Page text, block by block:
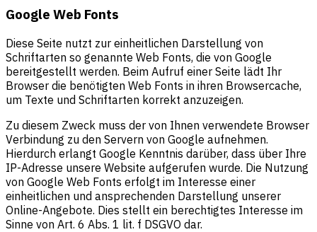
Google Web Fonts
Diese Seite nutzt zur einheitlichen Darstellung von
Schriftarten so genannte Web Fonts, die von Google
bereitgestellt werden. Beim Aufruf einer Seite lädt Ihr
Browser die benötigten Web Fonts in ihren Browsercache,
um Texte und Schriftarten korrekt anzuzeigen.
Zu diesem Zweck muss der von Ihnen verwendete Browser
Verbindung zu den Servern von Google aufnehmen.
Hierdurch erlangt Google Kenntnis darüber, dass über Ihre
IP-Adresse unsere Website aufgerufen wurde. Die Nutzung
von Google Web Fonts erfolgt im Interesse einer
einheitlichen und ansprechenden Darstellung unserer
Online-Angebote. Dies stellt ein berechtigtes Interesse im
Sinne von Art. 6 Abs. 1 lit. f DSGVO dar.